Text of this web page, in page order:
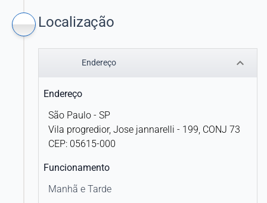
Localização
Endereço keyboard_arrow_down
Endereço
São Paulo - SP
Vila progredior, Jose jannarelli - 199, CONJ 73
CEP: 05615-000
Funcionamento
Manhã e Tarde